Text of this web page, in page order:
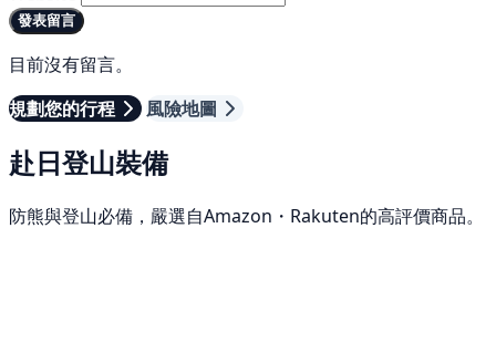
發表留言
目前沒有留言。
規劃您的行程
風險地圖
赴日登山裝備
防熊與登山必備，嚴選自Amazon・Rakuten的高評價商品。